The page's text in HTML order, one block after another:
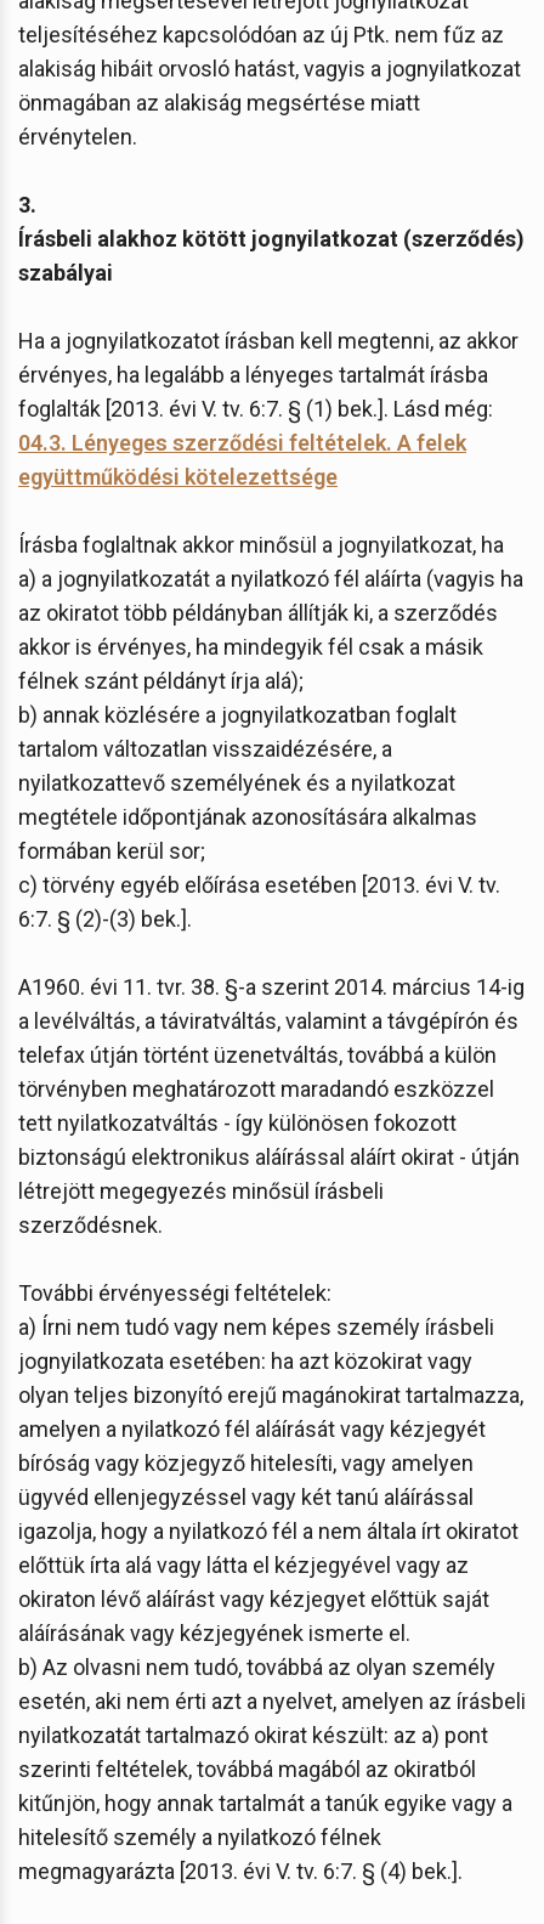
teljesítéséhez kapcsolódóan az új Ptk. nem fűz az
alakiság hibáit orvosló hatást, vagyis a jognyilatkozat
önmagában az alakiság megsértése miatt
érvénytelen.
3.
Írásbeli alakhoz kötött jognyilatkozat (szerződés)
szabályai
Ha a jognyilatkozatot írásban kell megtenni, az akkor
érvényes, ha legalább a lényeges tartalmát írásba
foglalták [2013. évi V. tv. 6:7. § (1) bek.]. Lásd még:
04.3. Lényeges szerződési feltételek. A felek
együttműködési kötelezettsége
Írásba foglaltnak akkor minősül a jognyilatkozat, ha
a) a jognyilatkozatát a nyilatkozó fél aláírta (vagyis ha
az okiratot több példányban állítják ki, a szerződés
akkor is érvényes, ha mindegyik fél csak a másik
félnek szánt példányt írja alá);
b) annak közlésére a jognyilatkozatban foglalt
tartalom változatlan visszaidézésére, a
nyilatkozattevő személyének és a nyilatkozat
megtétele időpontjának azonosítására alkalmas
formában kerül sor;
c) törvény egyéb előírása esetében [2013. évi V. tv.
6:7. § (2)-(3) bek.].
A1960. évi 11. tvr. 38. §-a szerint 2014. március 14-ig
a levélváltás, a táviratváltás, valamint a távgépírón és
telefax útján történt üzenetváltás, továbbá a külön
törvényben meghatározott maradandó eszközzel
tett nyilatkozatváltás - így különösen fokozott
biztonságú elektronikus aláírással aláírt okirat - útján
létrejött megegyezés minősül írásbeli
szerződésnek.
További érvényességi feltételek:
a) Írni nem tudó vagy nem képes személy írásbeli
jognyilatkozata esetében: ha azt közokirat vagy
olyan teljes bizonyító erejű magánokirat tartalmazza,
amelyen a nyilatkozó fél aláírását vagy kézjegyét
bíróság vagy közjegyző hitelesíti, vagy amelyen
ügyvéd ellenjegyzéssel vagy két tanú aláírással
igazolja, hogy a nyilatkozó fél a nem általa írt okiratot
előttük írta alá vagy látta el kézjegyével vagy az
okiraton lévő aláírást vagy kézjegyet előttük saját
aláírásának vagy kézjegyének ismerte el.
b) Az olvasni nem tudó, továbbá az olyan személy
esetén, aki nem érti azt a nyelvet, amelyen az írásbeli
nyilatkozatát tartalmazó okirat készült: az a) pont
szerinti feltételek, továbbá magából az okiratból
kitűnjön, hogy annak tartalmát a tanúk egyike vagy a
hitelesítő személy a nyilatkozó félnek
megmagyarázta [2013. évi V. tv. 6:7. § (4) bek.].